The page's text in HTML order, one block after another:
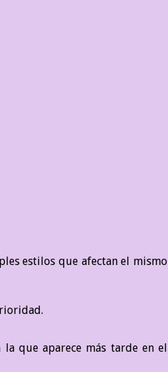
estilos que afectan el mismo
que aparece más tarde en el